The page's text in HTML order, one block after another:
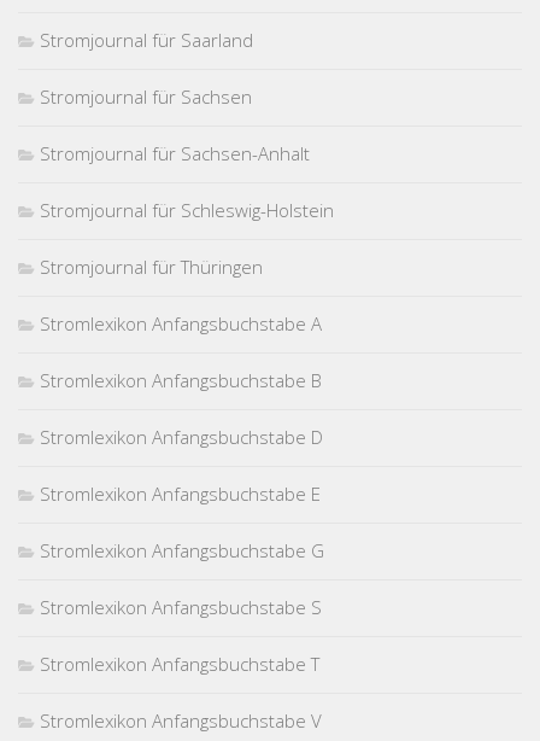
Stromjournal für Saarland
Stromjournal für Sachsen
Stromjournal für Sachsen-Anhalt
Stromjournal für Schleswig-Holstein
Stromjournal für Thüringen
Stromlexikon Anfangsbuchstabe A
Stromlexikon Anfangsbuchstabe B
Stromlexikon Anfangsbuchstabe D
Stromlexikon Anfangsbuchstabe E
Stromlexikon Anfangsbuchstabe G
Stromlexikon Anfangsbuchstabe S
Stromlexikon Anfangsbuchstabe T
Stromlexikon Anfangsbuchstabe V